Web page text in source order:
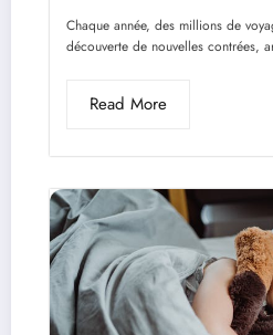
Chaque année, des millions de
découverte de nouvelles contrées,
Read More